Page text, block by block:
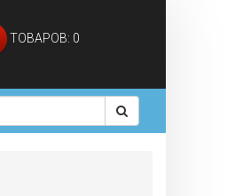
ТОВАРОВ: 0